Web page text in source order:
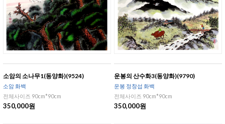
소암의 소나무1(동양화)(9524)
소암 화백
전체사이즈 90cm*90cm
350,000원
운봉의 산수화3(동양화)(9790)
운봉 정창섭 화백
전체사이즈 90cm*90cm
350,000원